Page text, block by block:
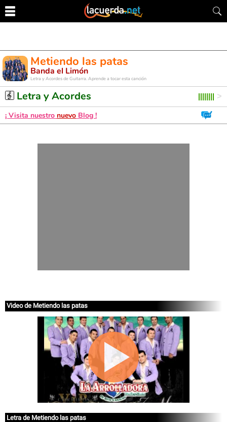
Metiendo las patas
Banda el Limón
Letra y Acordes de Guitarra. Aprende a tocar esta canción
Letra y Acordes
¡ Visita nuestro nuevo Blog !
Video de Metiendo las patas
Letra de Metiendo las patas